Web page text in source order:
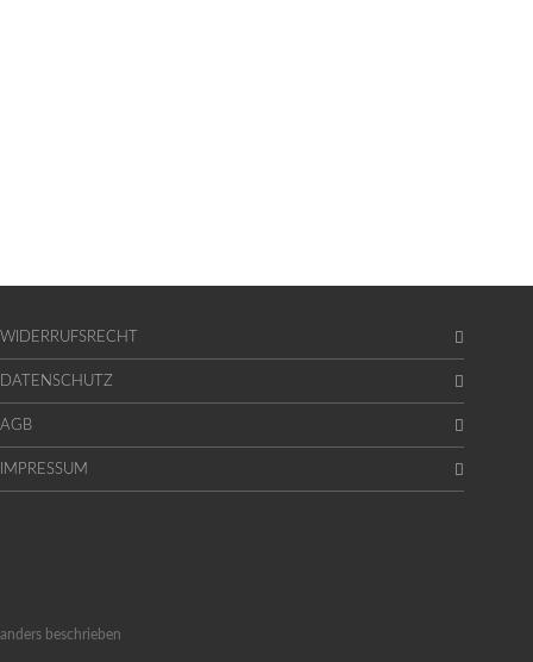
WIDERRUFSRECHT
DATENSCHUTZ
AGB
IMPRESSUM
beschrieben